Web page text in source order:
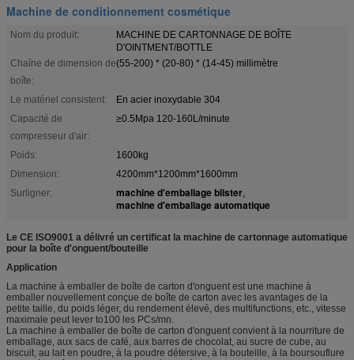
Machine de conditionnement cosmétique
Nom du produit:
MACHINE DE CARTONNAGE DE BOÎTE
D'OINTMENT/BOTTLE
Chaîne de dimension de
boîte:
(55-200) * (20-80) * (14-45) millimètre
Le matériel consistent:
En acier inoxydable 304
Capacité de
compresseur d'air:
≥0.5Mpa 120-160L/minute
Poids:
1600kg
Dimension:
4200mm*1200mm*1600mm
Surligner:
machine d'emballage blister,
machine d'emballage automatique
Le CE ISO9001 a délivré un certificat la machine de cartonnage automatique
pour la boîte d'onguent/bouteille
Application
La machine à emballer de boîte de carton d'onguent est une machine à
emballer nouvellement conçue de boîte de carton avec les avantages de la
petite taille, du poids léger, du rendement élevé, des multifunctions, etc., vitesse
maximale peut lever to100 les PCs/mn.
La machine à emballer de boîte de carton d'onguent convient à la nourriture de
emballage, aux sacs de café, aux barres de chocolat, au sucre de cube, au
biscuit, au lait en poudre, à la poudre détersive, à la bouteille, à la boursouflure